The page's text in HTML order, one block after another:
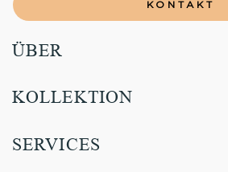
KONTAKT
ÜBER
KOLLEKTION
SERVICES